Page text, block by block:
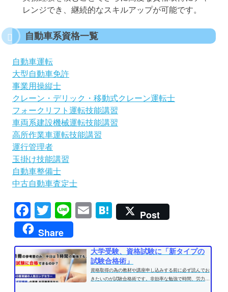
レンジでき、継続的なスキルアップが可能です。
自動車系資格一覧
自動車運転
大型自動車免許
事業用操縦士
クレーン・デリック・移動式クレーン運転士
フォークリフト運転技能講習
車両系建設機械運転技能講習
高所作業車運転技能講習
運行管理者
玉掛け技能講習
自動車整備士
中古自動車査定士
Facebook
TwitterLineEmailHatena
Post
Share
大学受験、資格試験に「新タイプの
試験合格術」
資格取得の為の教材や講座申し込みする前に必ず読んでお
きたいのが試験合格術です。非効率な勉強で時間、労力を